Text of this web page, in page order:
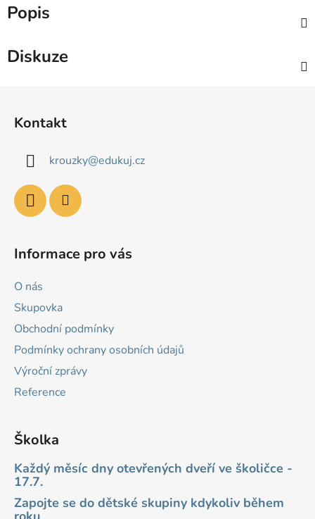
Popis
Diskuze
Kontakt
krouzky@edukuj.cz
Informace pro vás
O nás
Skupovka
Obchodní podmínky
Podmínky ochrany osobních údajů
Výroční zprávy
Reference
Školka
Každý měsíc dny otevřených dveří ve školičce -
17.7.
Zapojte se do dětské skupiny kdykoliv během